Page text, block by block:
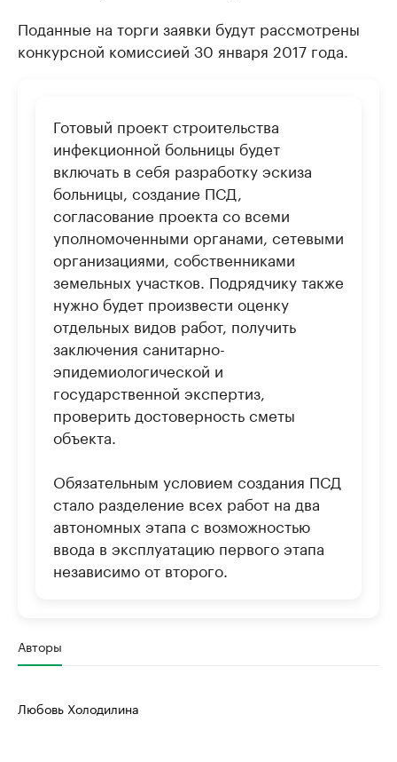
Поданные на торги заявки будут рассмотрены
конкурсной комиссией 30 января 2017 года.
Готовый проект строительства
инфекционной больницы будет
включать в себя разработку эскиза
больницы, создание ПСД,
согласование проекта со всеми
уполномоченными органами, сетевыми
организациями, собственниками
земельных участков. Подрядчику также
нужно будет произвести оценку
отдельных видов работ, получить
заключения санитарно-
эпидемиологической и
государственной экспертиз,
проверить достоверность сметы
объекта.
Обязательным условием создания ПСД
стало разделение всех работ на два
автономных этапа с возможностью
ввода в эксплуатацию первого этапа
независимо от второго.
Авторы
Любовь Холодилина